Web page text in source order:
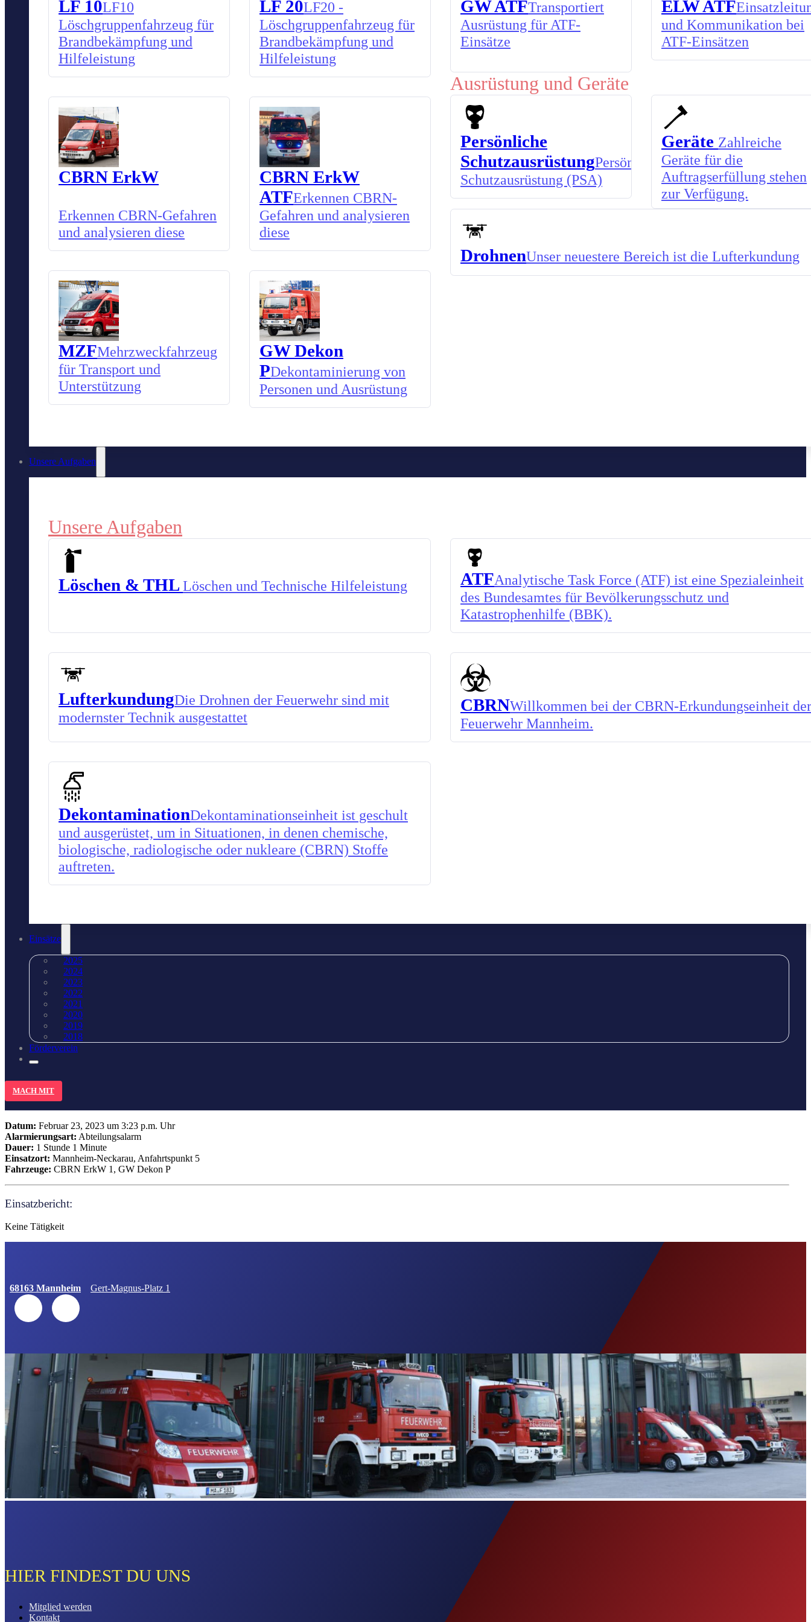
LF 10LF10
Löschgruppenfahrzeug für
Brandbekämpfung und
Hilfeleistung
LF 20LF20 -
Löschgruppenfahrzeug für
Brandbekämpfung und
Hilfeleistung
CBRN ErkW
Erkennen CBRN-Gefahren
und analysieren diese
CBRN ErkW
ATFErkennen CBRN-
Gefahren und analysieren
diese
MZFMehrzweckfahrzeug
für Transport und
Unterstützung
GW Dekon
PDekontaminierung von
Personen und Ausrüstung
GW ATFTransportiert
Ausrüstung für ATF-
Einsätze
ELW ATF
und Kommunikation bei
ATF-Einsätzen
Ausrüstung und Geräte
Persönliche
SchutzausrüstungPersönliche
Schutzausrüstung (PSA)
Geräte Zahlreiche
Geräte für die
Auftragserfüllung stehen
zur Verfügung.
DrohnenUnser neuestere Bereich ist die Lufterkundung
Unsere Aufgaben
Unsere Aufgaben
Löschen & THL Löschen und Technische Hilfeleistung ATFAnalytische Task Force (ATF) ist eine Spezialeinheit
des Bundesamtes für Bevölkerungsschutz und
Katastrophenhilfe (BBK).
LufterkundungDie Drohnen der Feuerwehr sind mit
modernster Technik ausgestattet
CBRNWillkommen bei der CBRN-Erkundungseinheit der
Feuerwehr Mannheim.
DekontaminationDekontaminationseinheit ist geschult
und ausgerüstet, um in Situationen, in denen chemische,
biologische, radiologische oder nukleare (CBRN) Stoffe
auftreten.
Einsätze
2025
2024
2023
2022
2021
2020
2019
2018
Förderverein
MACH MIT
Datum: Februar 23, 2023 um 3:23 p.m. Uhr
Alarmierungsart: Abteilungsalarm
Dauer: 1 Stunde 1 Minute
Einsatzort: Mannheim-Neckarau, Anfahrtspunkt 5
Fahrzeuge: CBRN ErkW 1, GW Dekon P
Einsatzbericht:
Keine Tätigkeit
68163 Mannheim Gert-Magnus-Platz 1
HIER FINDEST DU UNS
Mitglied werden
Kontakt